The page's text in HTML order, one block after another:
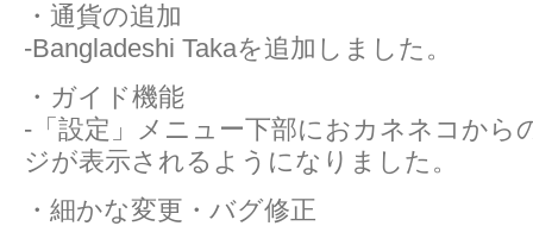
・通貨の追加
-Bangladeshi Takaを追加しました。
・ガイド機能
-「設定」メニュー下部におカネネコから
ジが表示されるようになりました。
・細かな変更・バグ修正